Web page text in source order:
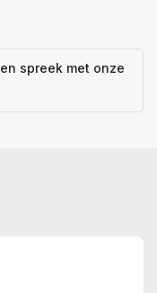
en spreek met onze